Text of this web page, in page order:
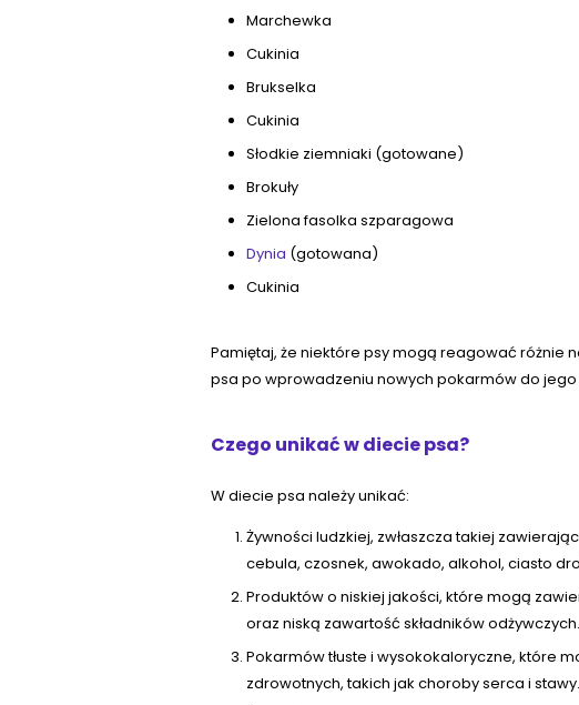
Marchewka
Cukinia
Brukselka
Cukinia
Słodkie ziemniaki (gotowane)
Brokuły
Zielona fasolka szparagowa
Dynia (gotowana)
Cukinia
Pamiętaj, że niektóre psy mogą reagować różnie
psa po wprowadzeniu nowych pokarmów do
Czego unikać w diecie psa?
W diecie psa należy unikać:
Żywności ludzkiej, zwłaszcza takiej
cebula, czosnek, awokado, alkohol, ciasto
Produktów o niskiej jakości, które mogą
oraz niską zawartość składników odżywczych.
Pokarmów tłuste i wysokokaloryczne, które
zdrowotnych, takich jak choroby serca i stawy.